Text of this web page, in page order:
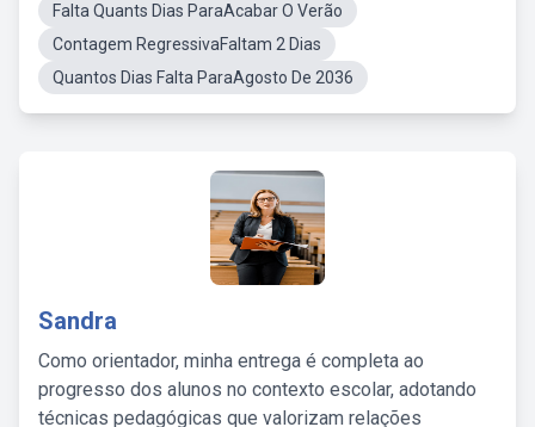
Falta Quants Dias ParaAcabar O Verão
Contagem RegressivaFaltam 2 Dias
Quantos Dias Falta ParaAgosto De 2036
Sandra
Como orientador, minha entrega é completa ao
progresso dos alunos no contexto escolar, adotando
técnicas pedagógicas que valorizam relações